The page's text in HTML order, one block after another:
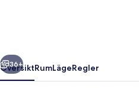
Nästa
36+
ÖversiktRumLägeRegler